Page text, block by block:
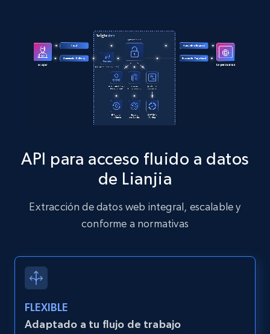
1.6K+ Prueba gratuita
Zillow properties listing information
IsListingClaimedByCurrentSignedInUser,
IsCurrentSignedInAgentResponsible, Bedrooms,
1.3K+ Prueba gratuita
Zillow properties listing information -
type and status
Zpid, City, State, HomeStatus, Address,
API para acceso fluido a datos
de Lianjia
Extracción de datos web integral, escalable y
conforme a normativas
FLEXIBLE
Adaptado a tu flujo de trabajo